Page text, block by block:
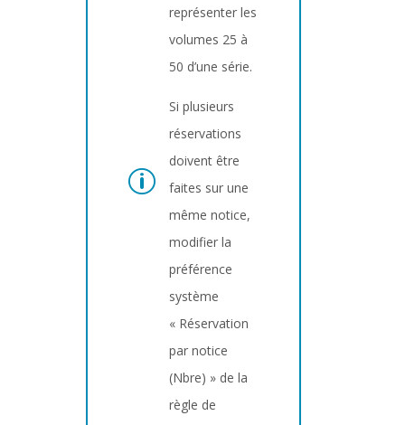
représenter les
volumes 25 à
50 d’une série.
Si plusieurs
réservations
doivent être
faites sur une
même notice,
modifier la
préférence
système
« Réservation
par notice
(Nbre) » de la
règle de